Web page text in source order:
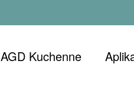
AGD Kuchenne